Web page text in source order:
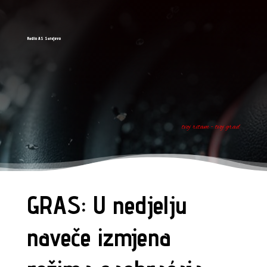
Radio AS Sarajevo
tvoj ritam - tvoj grad
GRAS: U nedjelju
naveče izmjena